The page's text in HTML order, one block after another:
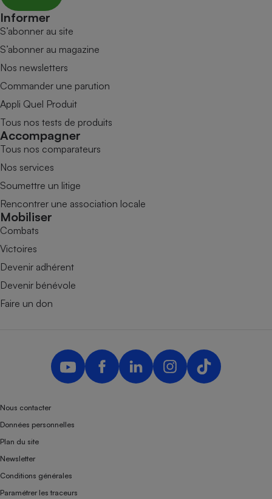
Informer
S’abonner au site
S’abonner au magazine
Nos newsletters
Commander une parution
Appli Quel Produit
Tous nos tests de produits
Accompagner
Tous nos comparateurs
Nos services
Soumettre un litige
Rencontrer une association locale
Mobiliser
Combats
Victoires
Devenir adhérent
Devenir bénévole
Faire un don
Nous contacter
Données personnelles
Plan du site
Newsletter
Conditions générales
Paramétrer les traceurs